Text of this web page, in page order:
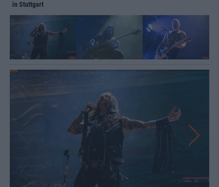
in Stuttgart